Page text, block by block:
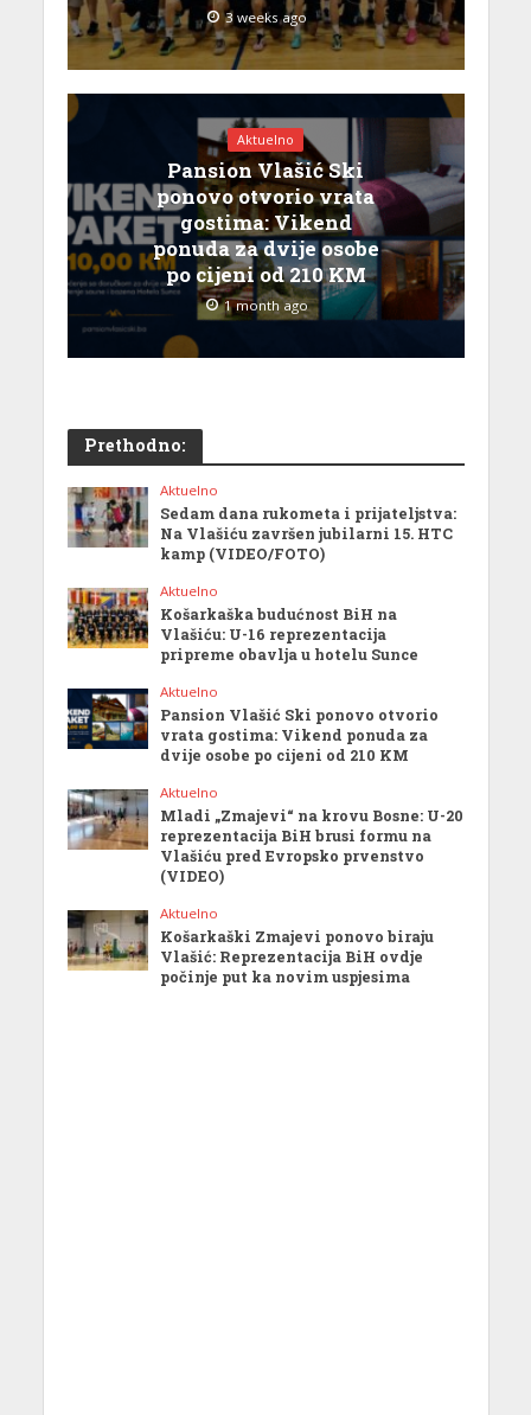
3 weeks ago
Aktuelno
Pansion Vlašić Ski
ponovo otvorio vrata
gostima: Vikend
ponuda za dvije osobe
po cijeni od 210 KM
1 month ago
Prethodno:
Aktuelno
Sedam dana rukometa i prijateljstva:
Na Vlašiću završen jubilarni 15. HTC
kamp (VIDEO/FOTO)
Aktuelno
Košarkaška budućnost BiH na
Vlašiću: U-16 reprezentacija
pripreme obavlja u hotelu Sunce
Aktuelno
Pansion Vlašić Ski ponovo otvorio
vrata gostima: Vikend ponuda za
dvije osobe po cijeni od 210 KM
Aktuelno
Mladi „Zmajevi“ na krovu Bosne: U-20
reprezentacija BiH brusi formu na
Vlašiću pred Evropsko prvenstvo
(VIDEO)
Aktuelno
Košarkaški Zmajevi ponovo biraju
Vlašić: Reprezentacija BiH ovdje
počinje put ka novim uspjesima